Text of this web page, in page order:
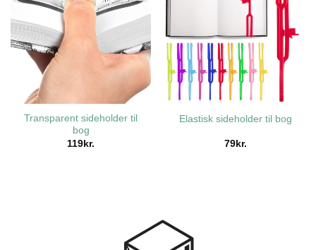
Transparent sideholder til
bog
119kr.
Elastisk sideholder til bog
79kr.